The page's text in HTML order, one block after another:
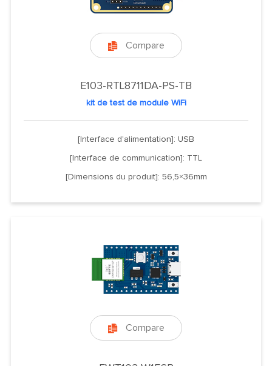
 Compare
E103-RTL8711DA-PS-TB
kit de test de module WiFi
[Interface d'alimentation]: USB
[Interface de communication]: TTL
[Dimensions du produit]: 56,5×36mm
 Compare